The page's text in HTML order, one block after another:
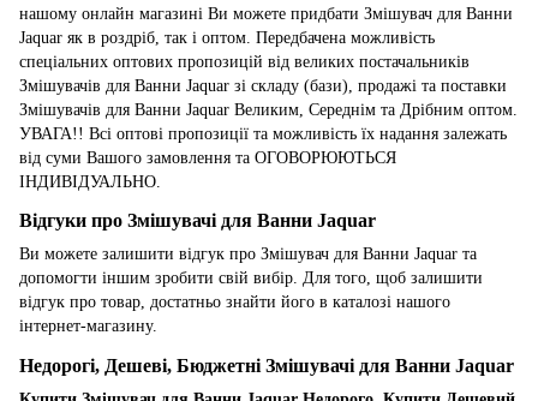
нашому онлайн магазині Ви можете придбати Змішувач для Ванни
Jaquar як в роздріб, так і оптом. Передбачена можливість
спеціальних оптових пропозицій від великих постачальників
Змішувачів для Ванни Jaquar зі складу (бази), продажі та поставки
Змішувачів для Ванни Jaquar Великим, Середнім та Дрібним оптом.
УВАГА!! Всі оптові пропозиції та можливість їх надання залежать
від суми Вашого замовлення та ОГОВОРЮЮТЬСЯ
ІНДИВІДУАЛЬНО.
Відгуки про Змішувачі для Ванни Jaquar
Ви можете залишити відгук про Змішувач для Ванни Jaquar та
допомогти іншим зробити свій вибір. Для того, щоб залишити
відгук про товар, достатньо знайти його в каталозі нашого
інтернет-магазину.
Недорогі, Дешеві, Бюджетні Змішувачі для Ванни Jaquar